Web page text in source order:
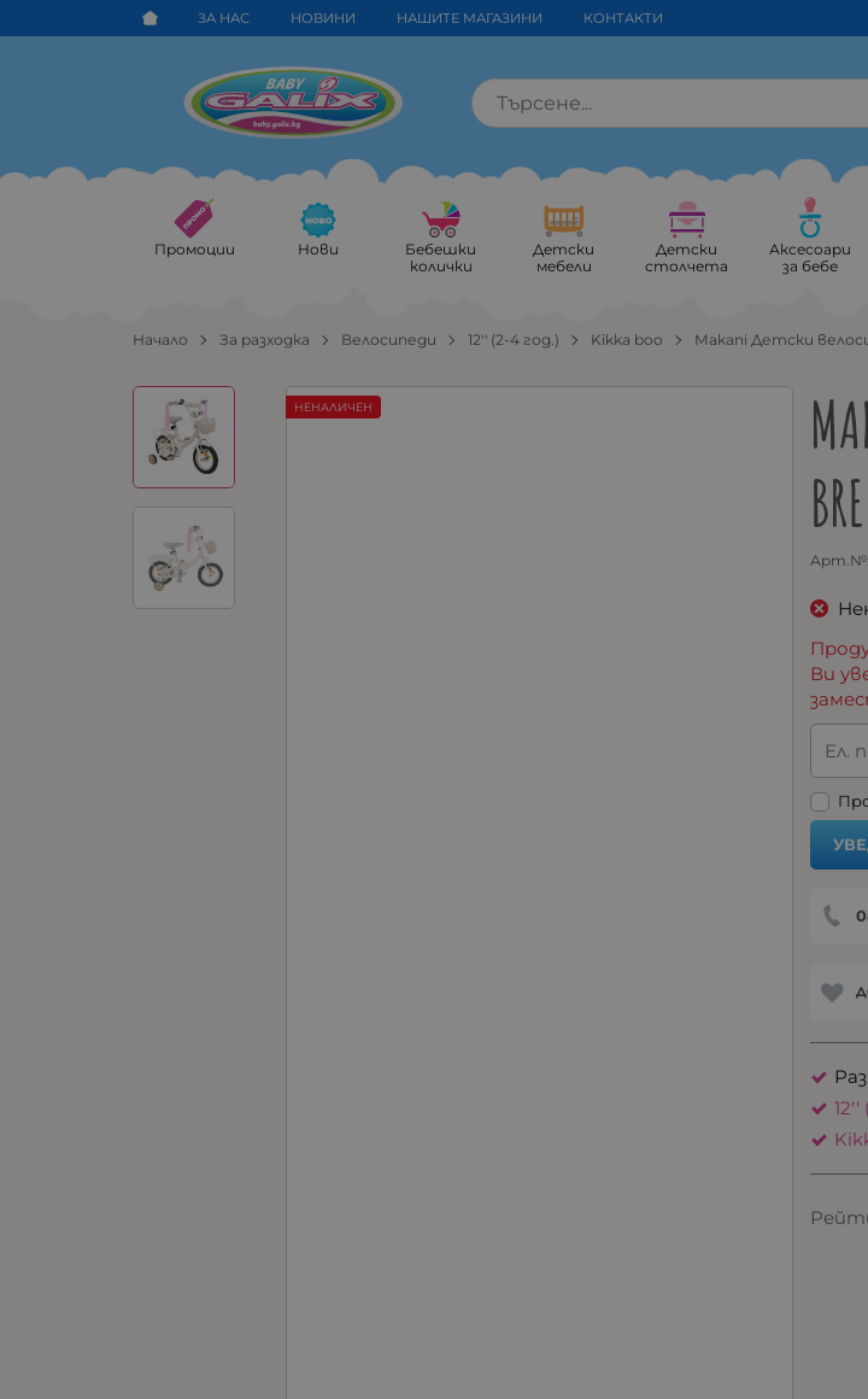
ЗА НАС НОВИНИ НАШИТЕ МАГАЗИНИ КОНТАКТИ
Промоции Нови
Бебешки
колички
Детски
мебели
Детски
столчета
Аксесоари
за бебе
Начало За разходка Велосипеди 12'' (2-4 год.) Kikka boo Makani Детски
Арт.№:
НЕНАЛИЧЕН
Ви
Ел.
12''